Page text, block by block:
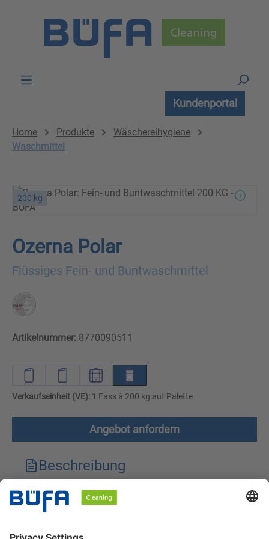
Kundenportal
Home Produkte
Wäschereihygiene
Waschmittel
200 kg
Ozerna Polar
Flüssiges Fein- und Buntwaschmittel
Artikelnummer: 8770090511
Verkaufseinheit (VE): 1 Fass à 200 kg auf Palette
Angebot anfordern
Beschreibung
Technische Merkmale